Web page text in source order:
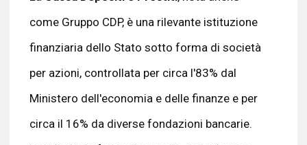
come Gruppo CDP, è una rilevante istituzione
finanziaria dello Stato sotto forma di società
per azioni, controllata per circa l'83% dal
Ministero dell'economia e delle finanze e per
circa il 16% da diverse fondazioni bancarie.